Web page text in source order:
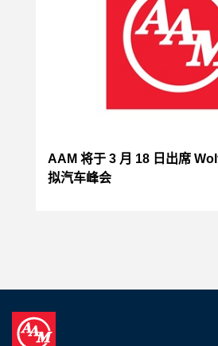
AAM 将于 3 月 18 日出席
拟汽车峰会